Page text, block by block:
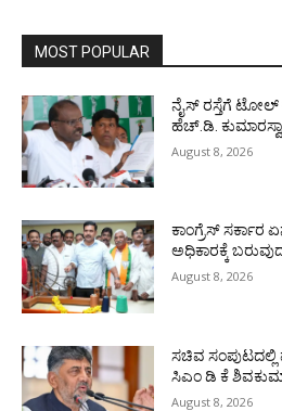
MOST POPULAR
ನೈಸ್ ರಸ್ತೆಗೆ ಟೋಲ್
ಹೆಚ್.ಡಿ.
August 8, 2026
ಕಾಂಗ್ರೆಸ್ ಸರ್ಕಾರ
ಅಧಿಕಾರಕ್ಕೆ
August 8, 2026
ಸಚಿವ
ಸಿಎಂ ಡಿ ಕೆ
August 8, 2026